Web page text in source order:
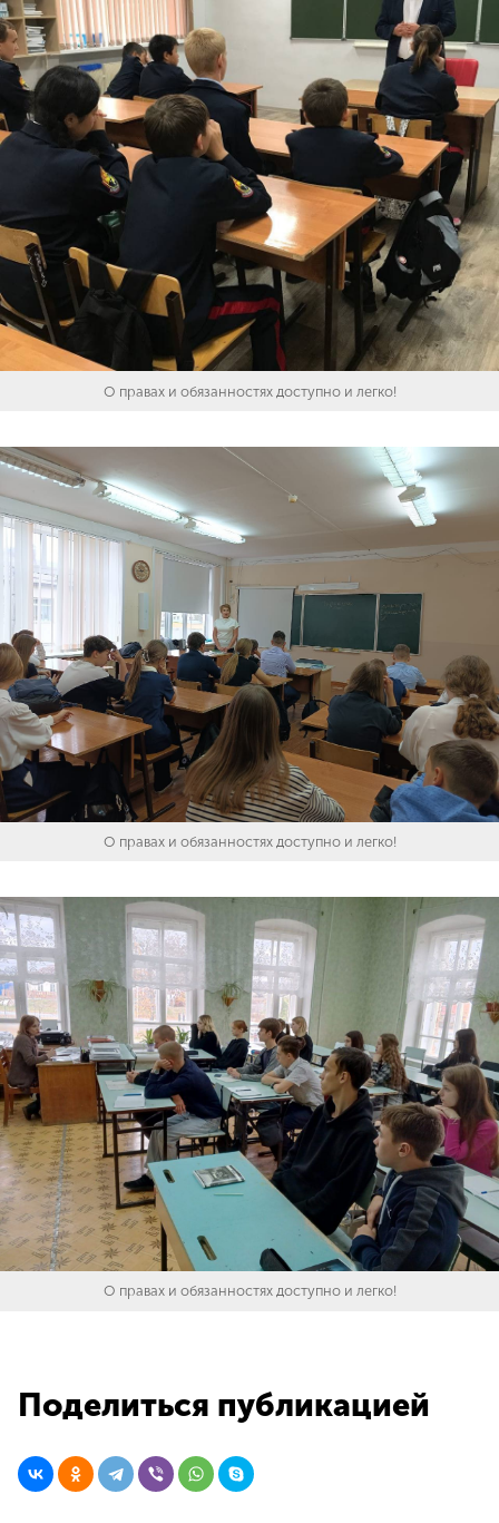
О правах и обязанностях доступно и легко!
О правах и обязанностях доступно и легко!
О правах и обязанностях доступно и легко!
Поделиться публикацией